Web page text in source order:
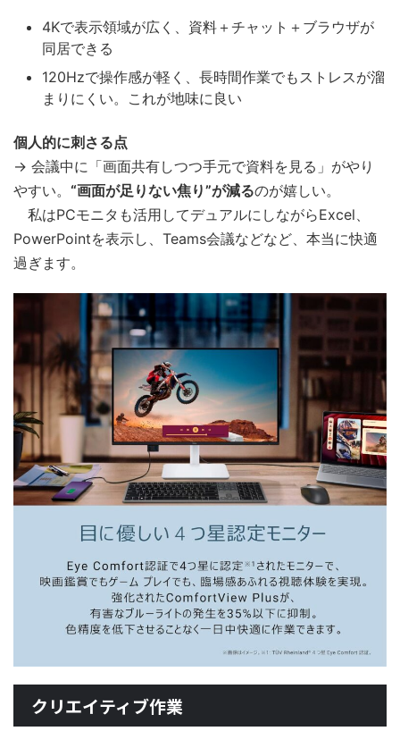
4Kで表示領域が広く、資料＋チャット＋ブラウザが
同居できる
120Hzで操作感が軽く、長時間作業でもストレスが溜
まりにくい。これが地味に良い
個人的に刺さる点
→ 会議中に「画面共有しつつ手元で資料を見る」がやり
やすい。 “画面が足りない焦り”が減るのが嬉しい。
私はPCモニタも活用してデュアルにしながらExcel、
PowerPointを表示し、Teams会議などなど、本当に快適
過ぎます。
クリエイティブ作業